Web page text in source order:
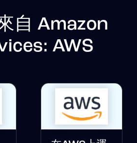
自 Amazon
AWS